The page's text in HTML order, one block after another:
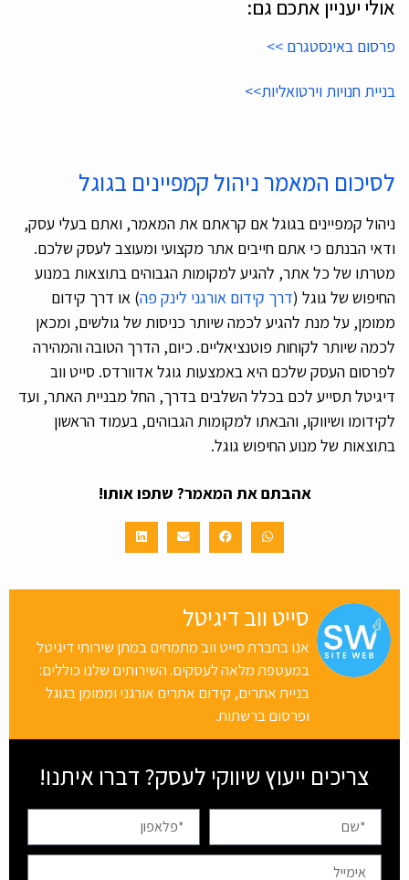
אולי יעניין אתכם גם:
פרסום באינסטגרם >>
בניית חנויות וירטואליות>>
לסיכום המאמר ניהול קמפיינים בגוגל
ניהול קמפיינים בגוגל אם קראתם את המאמר, ואתם בעלי עסק,
ודאי הבנתם כי אתם חייבים אתר מקצועי ומעוצב לעסק שלכם.
מטרתו של כל אתר, להגיע למקומות הגבוהים בתוצאות במנוע
החיפוש של גוגל (דרך קידום אורגני לינק פה) או דרך קידום
ממומן, על מנת להגיע לכמה שיותר כניסות של גולשים, ומכאן
לכמה שיותר לקוחות פוטנציאליים. כיום, הדרך הטובה והמהירה
לפרסום העסק שלכם היא באמצעות גוגל אדוורדס. סייט ווב
דיגיטל תסייע לכם בכלל השלבים בדרך, החל מבניית האתר, ועד
לקידומו ושיווקו, והבאתו למקומות הגבוהים, בעמוד הראשון
בתוצאות של מנוע החיפוש גוגל.
אהבתם את המאמר? שתפו אותו!
סייט ווב דיגיטל
אנו בחברת סייט ווב מתמחים במתן שירותי דיגיטל
במעטפת מלאה לעסקים. השירותים שלנו כוללים:
בניית אתרים, קידום אתרים אורגני וממומן בגוגל
ופרסום ברשתות.
צריכים ייעוץ שיווקי לעסק? דברו איתנו!